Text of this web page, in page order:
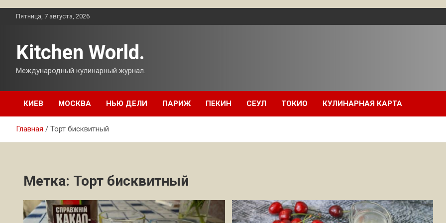
ПерейтиПятница, 7 августа, 2026
Kitchen World.
Международный кулинарный журнал.
КИЕВ МОСКВА НЬЮ ДЕЛИ ПАРИЖ ПЕКИН СЕУЛ ТОКИО КУЛИНАРНАЯ КАРТА
Главная Торт бисквитный
Метка: Торт бисквитный